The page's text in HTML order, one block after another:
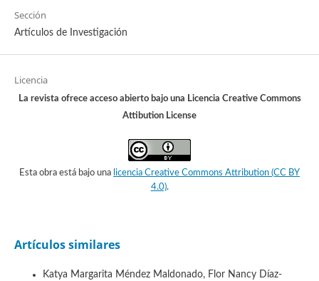
Sección
Artículos de Investigación
Licencia
La revista ofrece acceso abierto bajo una Licencia Creative Commons
Attibution License
Esta obra está bajo una licencia Creative Commons Attribution (CC BY
4.0).
Artículos similares
Katya Margarita Méndez Maldonado, Flor Nancy Díaz-